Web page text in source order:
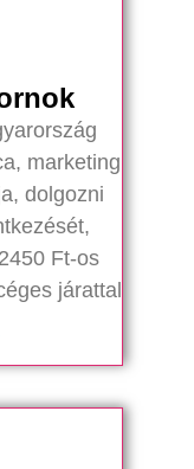
marketing
dolgozni
Ft-os
járattal